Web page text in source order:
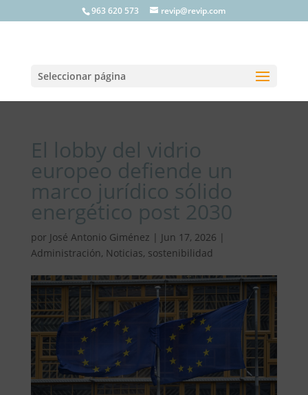
963 620 573 revip@revip.com
Seleccionar página
El lobby del vidrio
europeo defiende un
marco jurídico sólido
energético post 2030
por José Antonio Giménez | Jun 17, 2026 |
Administración, Noticias, sostenibilidad